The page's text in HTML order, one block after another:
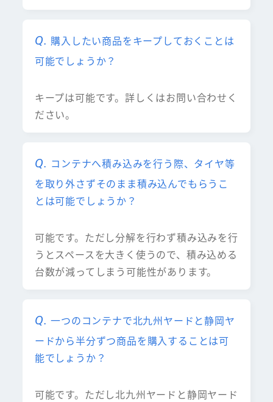
購入したい商品をキープしておくことは
可能でしょうか？
キープは可能です。詳しくはお問い合わせく
ださい。
コンテナへ積み込みを行う際、タイヤ等
を取り外さずそのまま積み込んでもらうこ
とは可能でしょうか？
可能です。ただし分解を行わず積み込みを行
うとスペースを大きく使うので、積み込める
台数が減ってしまう可能性があります。
一つのコンテナで北九州ヤードと静岡ヤ
ードから半分ずつ商品を購入することは可
能でしょうか？
可能です。ただし北九州ヤードと静岡ヤード